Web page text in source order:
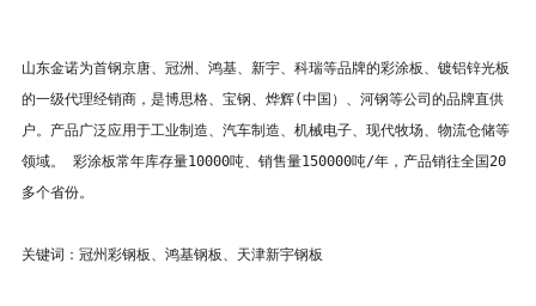
山东金诺为首钢京唐、冠洲、鸿基、新宇、科瑞等品牌的彩涂板、镀铝锌光板
的一级代理经销商，是博思格、宝钢、烨辉(中国）、河钢等公司的品牌直供
户。产品广泛应用于工业制造、汽车制造、机械电子、现代牧场、物流仓储等
领域。 彩涂板常年库存量10000吨、销售量150000吨/年，产品销往全国20
多个省份。
关键词： 冠州彩钢板、鸿基钢板、天津新宇钢板